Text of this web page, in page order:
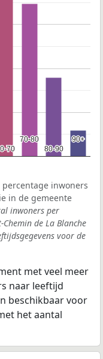
70
70
70-80
70-80
80-90
80-90
90+
90+
inwoners
in de gemeente
inwoners per
de La Blanche
voor de
met veel meer
naar leeftijd
beschikbaar voor
het aantal